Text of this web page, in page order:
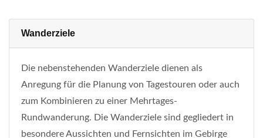
Wanderziele
Die nebenstehenden Wanderziele dienen als
Anregung für die Planung von Tagestouren oder auch
zum Kombinieren zu einer Mehrtages-
Rundwanderung. Die Wanderziele sind gegliedert in
besondere Aussichten und Fernsichten im Gebirge